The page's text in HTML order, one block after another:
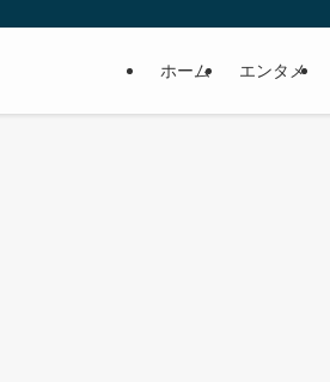
ホーム エンタメ